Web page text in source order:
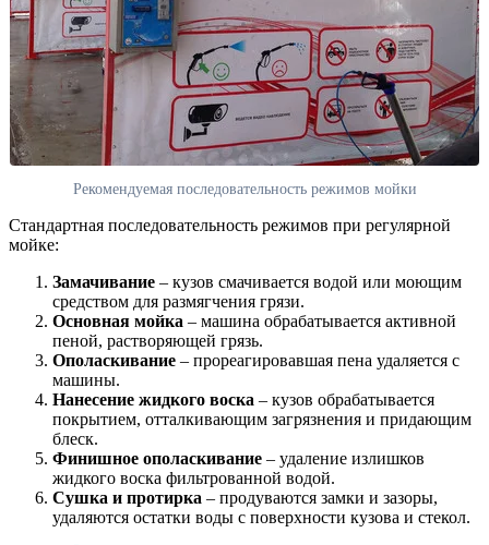
Рекомендуемая последовательность режимов мойки
Стандартная последовательность режимов при регулярной
мойке:
Замачивание – кузов смачивается водой или моющим
средством для размягчения грязи.
Основная мойка – машина обрабатывается активной
пеной, растворяющей грязь.
Ополаскивание – прореагировавшая пена удаляется с
машины.
Нанесение жидкого воска – кузов обрабатывается
покрытием, отталкивающим загрязнения и придающим
блеск.
Финишное ополаскивание – удаление излишков
жидкого воска фильтрованной водой.
Сушка и протирка – продуваются замки и зазоры,
удаляются остатки воды с поверхности кузова и стекол.